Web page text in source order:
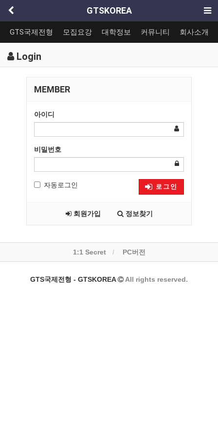
GTSKOREA
GTS국제전형 모집요강 대학정보 커뮤니티 회사소개
Login
MEMBER
아이디
비밀번호
자동로그인 로그인
회원가입 정보찾기
1:1 Secret PC버전
GTS국제전형 - GTSKOREA All rights reserved.